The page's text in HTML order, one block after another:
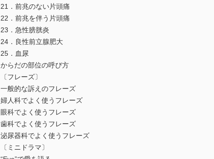
21．前兆のない片頭痛
22．前兆を伴う片頭痛
23．急性膀胱炎
24．良性前立腺肥大
25．血尿
からだの部位の呼び方
〔フレーズ〕
一般的な訴えのフレーズ
婦人科でよく使うフレーズ
眼科でよく使うフレーズ
歯科でよく使うフレーズ
泌尿器科でよく使うフレーズ
〔ミニドラマ〕